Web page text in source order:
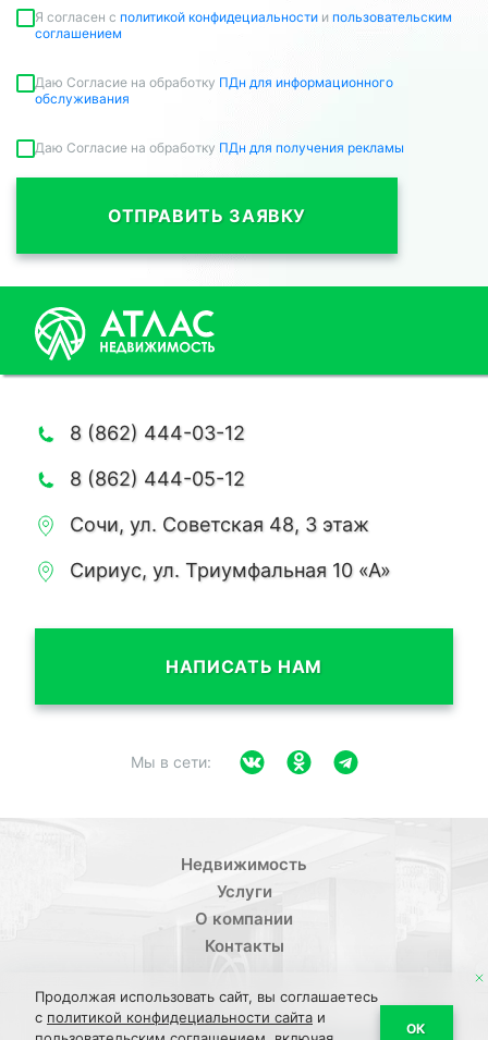
Я согласен c политикой конфидециальности и пользовательским
соглашением
Даю Согласие на обработку ПДн для информационного
обслуживания
Даю Согласие на обработку ПДн для получения рекламы
ОТПРАВИТЬ ЗАЯВКУ
8 (862) 444-03-12
8 (862) 444-05-12
Сочи, ул. Советская 48, 3 этаж
Сириус, ул. Триумфальная 10 «А»
НАПИСАТЬ НАМ
Мы в сети:
Недвижимость
Услуги
О компании
Контакты
Политика конфиденциальности/Пользовательское
Продолжая использовать сайт, вы соглашаетесь
с политикой конфидециальности сайта и
ОК